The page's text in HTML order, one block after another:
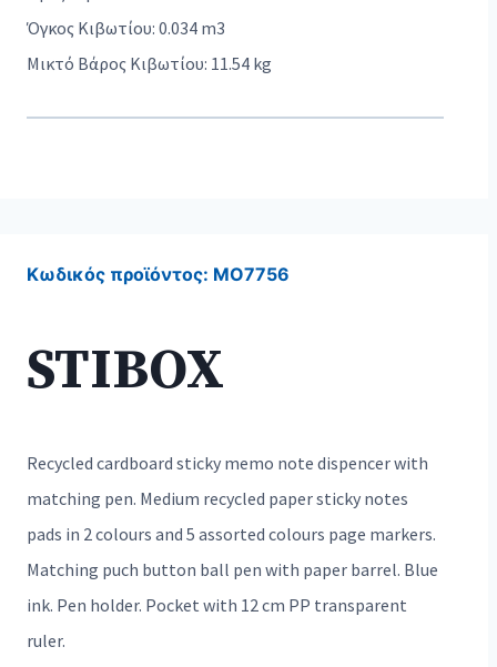
Όγκος Κιβωτίου: 0.034 m3
Μικτό Βάρος Κιβωτίου: 11.54 kg
Κωδικός προϊόντος: MO7756
STIBOX
Recycled cardboard sticky memo note dispencer with
matching pen. Medium recycled paper sticky notes
pads in 2 colours and 5 assorted colours page markers.
Matching puch button ball pen with paper barrel. Blue
ink. Pen holder. Pocket with 12 cm PP transparent
ruler.